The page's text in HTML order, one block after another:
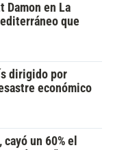
Damon en La
que
dirigido por
económico
un 60% el